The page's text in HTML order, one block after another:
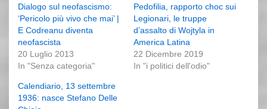
Dialogo sul neofascismo:
‘Pericolo più vivo che mai’ |
E Codreanu diventa
neofascista
20 Luglio 2013
In "Senza categoria"
Pedofilia, rapporto choc sui
Legionari, le truppe
d’assalto di Wojtyla in
America Latina
22 Dicembre 2019
In "i politici dell'odio"
Calendiario, 13 settembre
1936: nasce Stefano Delle